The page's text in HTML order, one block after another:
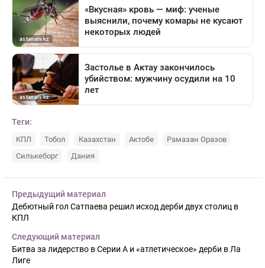
Теги:
КПЛ Тобол Казахстан Актобе
Рамазан Оразов
Силькеборг
Дания
Предыдущий материал
Дебютный гол Сатпаева решил исход дерби двух столиц в
КПЛ
Следующий материал
Битва за лидерство в Серии А и «атлетическое» дерби в Ла
Лиге